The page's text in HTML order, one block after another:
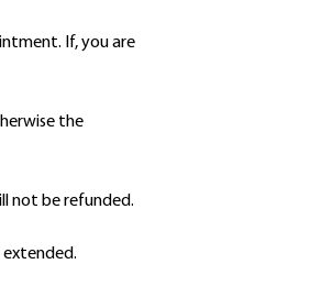
If, you are
the
not be refunded.
extended.